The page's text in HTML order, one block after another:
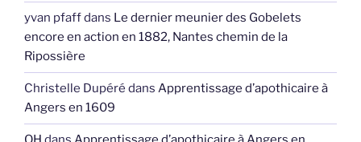
yvan pfaffdans Le dernier meunier des Gobelets
encore en action en 1882, Nantes chemin de la
Ripossière
Christelle Dupéré dans Apprentissage d’apothicaire à
Angers en 1609